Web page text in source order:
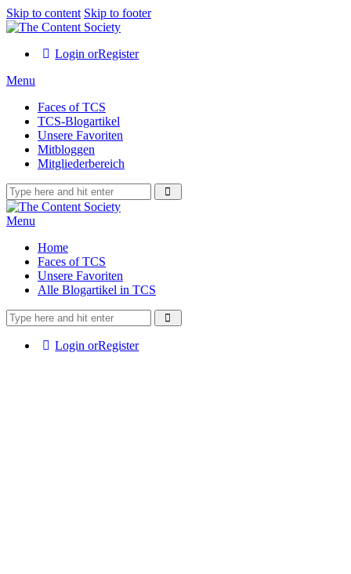
Skip to content Skip to footer
Login orRegister
Menu
Faces of TCS
TCS-Blogartikel
Unsere Favoriten
Mitbloggen
Mitgliederbereich
Menu
Home
Faces of TCS
Unsere Favoriten
Alle Blogartikel in TCS
Login orRegister